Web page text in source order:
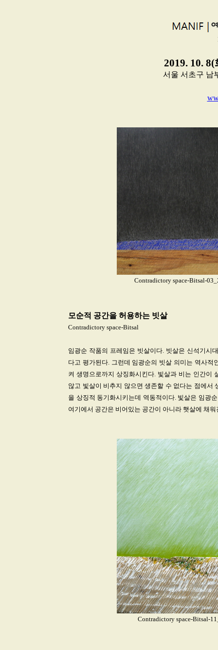
2019. 10.
서울 서초구 남
Contradictory space-Bitsal-
모순적 공간을 허용하는 빗살
Contradictory space-Bitsal
임광순 작품의 프레임은 빗살이다. 빗살은 신석기시
다고 평가된다. 그런데 임광순의 빗살 의미는 역사
켜 생명으로까지 상징화시킨다. 빛살과 비는 인간이
않고 빛살이 비추지 않으면 생존할 수 없다는 점에서
을 상징적 동기화시키는데 역동적이다. 빛살은 임광
여기에서 공간은 비어있는 공간이 아니라 햇살에 채
Contradictory space-Bitsal-